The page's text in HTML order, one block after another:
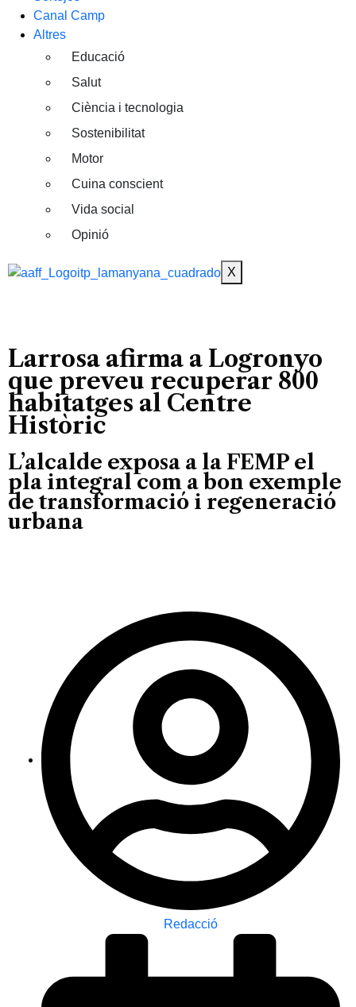
Canal Camp
Altres
Educació
Salut
Ciència i tecnologia
Sostenibilitat
Motor
Cuina conscient
Vida social
Opinió
X
Larrosa afirma a Logronyo
que preveu recuperar 800
habitatges al Centre
Històric
L’alcalde exposa a la FEMP el
pla integral com a bon exemple
de transformació i regeneració
urbana
Redacció